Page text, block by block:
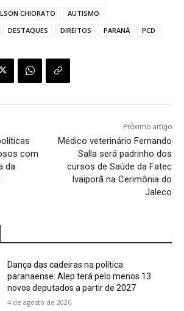
CHIORATO
AUTISMO
DESTAQUES DIREITOS PARANÁ
PCD
com
da
Próximo artigo
Médico veterinário Fernando
Salla será padrinho dos
cursos de Saúde da Fatec
Ivaiporã na Cerimônia do
Jaleco
Dança das cadeiras na política
paranaense: Alep terá pelo menos 13
novos deputados a partir de 2027
4 de agosto de 2026